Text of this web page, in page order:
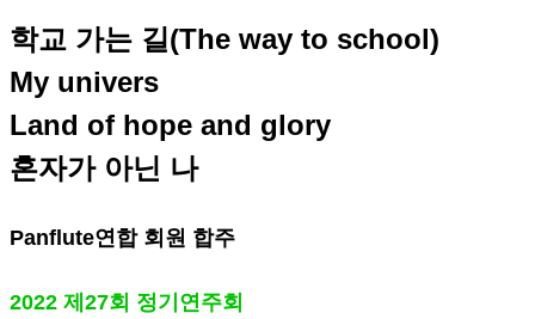
학교 가는 길(The way to school)
My univers
Land of hope and glory
혼자가 아닌 나
Panflute연합 회원 합주
2022 제27회 정기연주회